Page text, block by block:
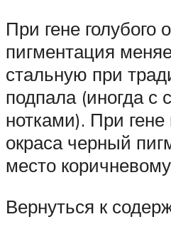
При гене голубого
пигментация
стальную при
подпала (иногда с
нотками). При гене
окраса черный
место
Вернуться к